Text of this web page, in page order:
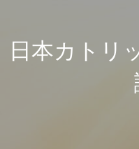
日本カトリ